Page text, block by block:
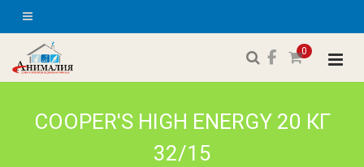
0
COOPER'S HIGH ENERGY 20 КГ
32/15